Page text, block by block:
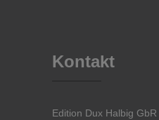
Kontakt
Edition Dux Halbig GbR